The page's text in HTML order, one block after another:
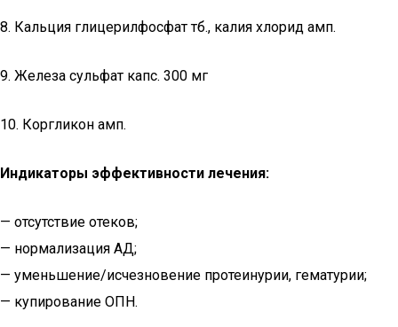
8. Кальция глицерилфосфат тб., калия хлорид амп.
9. Железа сульфат капс. 300 мг
10. Коргликон амп.
Индикаторы эффективности лечения:
— отсутствие отеков;
— нормализация АД;
— уменьшение/исчезновение протеинурии, гематурии;
— купирование ОПН.